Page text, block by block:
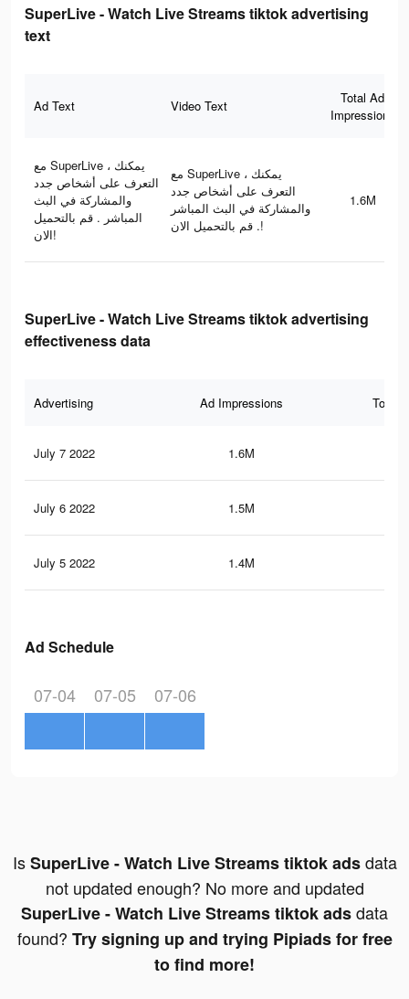
SuperLive - Watch Live Streams tiktok advertising
text
Ad Text Video Text
Total Ad
Impressions
مع SuperLive ، يمكنك
التعرف على أشخاص جدد
والمشاركة في البث
المباشر . قم بالتحميل
الان!
مع SuperLive ، يمكنك
التعرف على أشخاص جدد
والمشاركة في البث المباشر
. قم بالتحميل الان!
1.6M
SuperLive - Watch Live Streams tiktok advertising
effectiveness data
Advertising Ad Impressions Total
July 7 2022 1.6M
July 6 2022 1.5M
July 5 2022 1.4M
Ad Schedule
07-04 07-05 07-06
IsSuperLive - Watch Live Streams tiktok adsdata
not updated enough? No more and updated
SuperLive - Watch Live Streams tiktok adsdata
found? Try signing up and trying Pipiads for free
to find more!